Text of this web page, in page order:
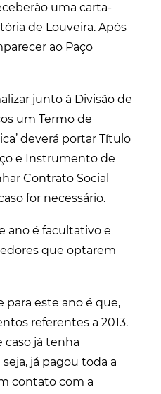
uma carta-
de Louveira. Após
ao Paço
junto à Divisão de
um Termo de
deverá portar Título
e Instrumento de
Contrato Social
for necessário.
ano é facultativo e
que optarem
para este ano é que,
referentes a 2013.
caso já tenha
já pagou toda a
contato com a